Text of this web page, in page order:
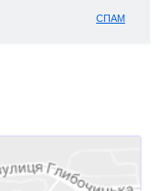
СПАМ